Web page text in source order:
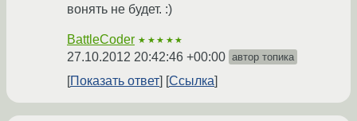
вонять не будет. :)
BattleCoder ★★★★★
27.10.2012 20:42:46 +00:00 автор топика
Показать ответ Ссылка